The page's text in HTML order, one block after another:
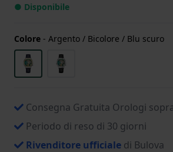
● Disponibile
Colore - Argento / Bicolore / Blu scuro
Consegna Gratuita Orologi
Periodo di reso di 30 giorni
Rivenditore ufficiale di Bulova